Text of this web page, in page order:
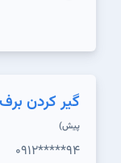
گیر کردن
پیش)
0912*****94